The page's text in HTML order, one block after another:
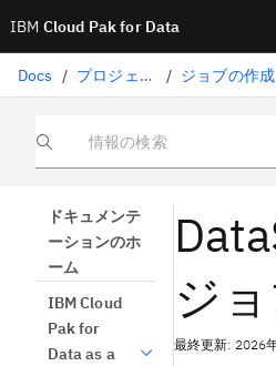
IBM Cloud Pak for Data
Docs / プロジェクト /
情報の検索
ドキュメンテ
ーションのホ
ーム
IBM Cloud
Pak for
Data as a
ジ
最終更新: 2026